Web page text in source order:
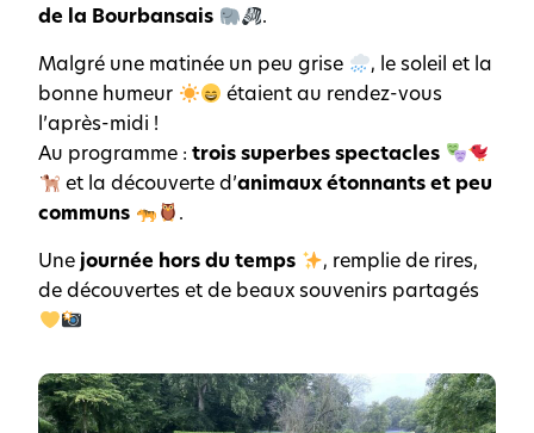
de la Bourbansais
.
Malgré une matinée un peu grise
, le soleil et la
bonne humeur
étaient au rendez-vous
l’après-midi !
Au programme :trois superbes spectacles
et la découverte d’animaux étonnants et peu
communs
.
Unejournée hors du temps
, remplie de rires,
de découvertes et de beaux souvenirs partagés